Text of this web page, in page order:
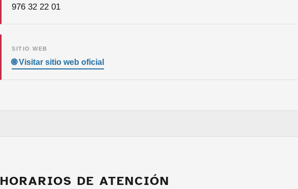
976 32 22 01
SITIO WEB
HORARIOS DE ATENCIÓN